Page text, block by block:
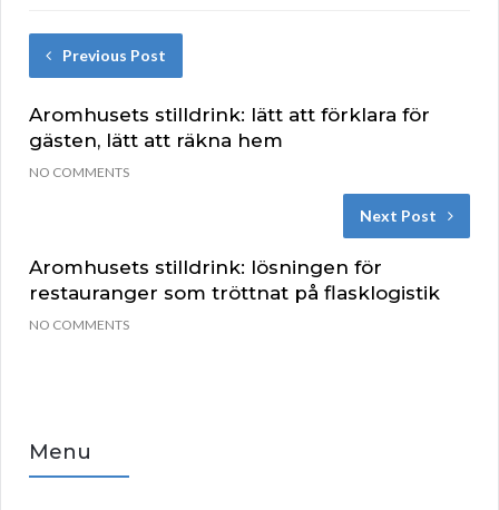
Previous Post
Aromhusets stilldrink: lätt att förklara för
gästen, lätt att räkna hem
NO COMMENTS
Next Post
Aromhusets stilldrink: lösningen för
restauranger som tröttnat på flasklogistik
NO COMMENTS
Menu